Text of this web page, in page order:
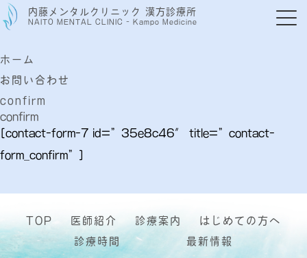
内藤メンタルクリニック 漢方診療所
NAITO MENTAL CLINIC - Kampo Medicine
ホーム
お問い合わせ
confirm
confirm
[contact-form-7 id=”35e8c46″ title=”contact-
form_confirm”]
TOP 医師紹介 診療案内
はじめての方へ
診療時間
最新情報